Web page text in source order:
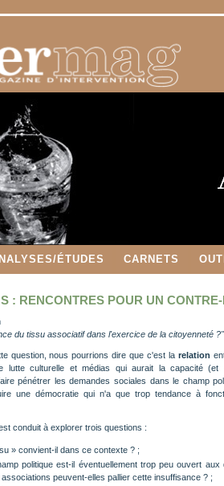
ÉTUDES CARNETS
: RENCONTRES POUR UN
du tissu associatif dans l'exercice de la citoyenneté ?"
question, nous pourrions dire que c'est la relation
lutte culturelle et médias qui aurait la capacité (et
pénétrer les demandes sociales dans le champ
une démocratie qui n'a que trop tendance à
conduit à explorer trois questions :
» convient-il dans ce contexte ? ;
politique est-il éventuellement trop peu ouvert aux
peuvent-elles pallier cette insuffisance ? ;